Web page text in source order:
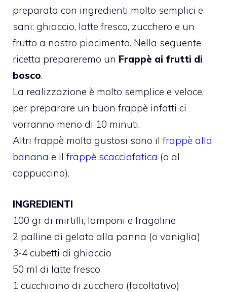
preparata con ingredienti molto semplici e
sani: ghiaccio, latte fresco, zucchero e un
frutto a nostro piacimento. Nella seguente
ricetta prepareremo un Frappè ai frutti di
bosco.
La realizzazione è molto semplice e veloce,
per preparare un buon frappè infatti ci
vorranno meno di 10 minuti.
Altri frappè molto gustosi sono il frappè alla
banana e il frappè scacciafatica (o al
cappuccino).
INGREDIENTI
100 gr di mirtilli, lamponi e fragoline
2 palline di gelato alla panna (o vaniglia)
3-4 cubetti di ghiaccio
50 ml di latte fresco
1 cucchiaino di zucchero (facoltativo)